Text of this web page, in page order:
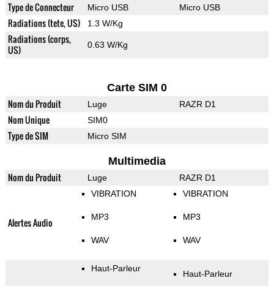
Type de Connecteur Micro USB Micro USB
Radiations (tete, US) 1.3 W/Kg
Radiations (corps,
US)
0.63 W/Kg
Carte SIM 0
Nom du Produit Luge RAZR D1
Nom Unique SIM0
Type de SIM Micro SIM
Multimedia
Nom du Produit Luge RAZR D1
Alertes Audio
VIBRATION
MP3
WAV
VIBRATION
MP3
WAV
Haut-Parleur
Haut-Parleur